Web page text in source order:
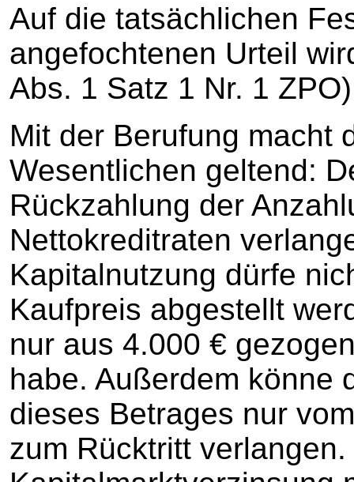
Auf die tatsächlichen
angefochtenen Urteil
Abs. 1 Satz 1 Nr. 1
Mit der Berufung macht
Wesentlichen geltend:
Rückzahlung der
Nettokreditraten
Kapitalnutzung dürfe
Kaufpreis abgestellt
nur aus 4.000 €
habe. Außerdem könne
dieses Betrages nur
zum Rücktritt